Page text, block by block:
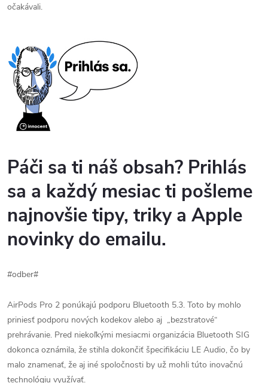
očakávali.
Páči sa ti náš obsah? Prihlás
sa a každý mesiac ti pošleme
najnovšie tipy, triky a Apple
novinky do emailu.
#odber#
AirPods Pro 2 ponúkajú podporu Bluetooth 5.3. Toto by mohlo
priniesť podporu nových kodekov alebo aj „bezstratové“
prehrávanie. Pred niekoľkými mesiacmi organizácia Bluetooth SIG
dokonca oznámila, že stihla dokončiť špecifikáciu LE Audio, čo by
malo znamenať, že aj iné spoločnosti by už mohli túto inovačnú
technológiu využívať.